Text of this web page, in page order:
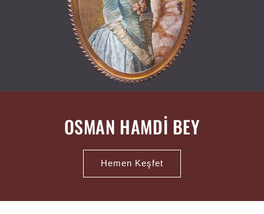
OSMAN HAMDİ BEY
Hemen Keşfet